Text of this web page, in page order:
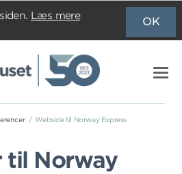
Læs mere OK
Webside til Norway Express
til Norway